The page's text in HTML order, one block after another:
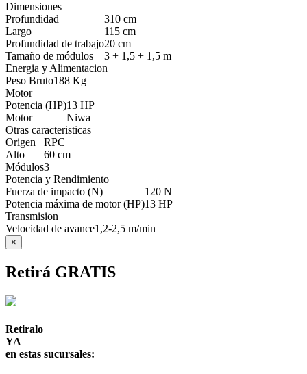
Dimensiones
Profundidad
310 cm
Largo
115 cm
Profundidad de trabajo20 cm
Tamaño de módulos
3 + 1,5 + 1,5 m
Energia y Alimentacion
Peso Bruto188 Kg
Motor
Potencia (HP)13 HP
Motor
Niwa
Otras caracteristicas
Origen
RPC
Alto
60 cm
Módulos3
Potencia y Rendimiento
Fuerza de impacto (N)
120 N
Potencia máxima de motor (HP)13 HP
Transmision
Velocidad de avance1,2-2,5 m/min
×
Retirá GRATIS
Retiralo
YA
en estas sucursales: